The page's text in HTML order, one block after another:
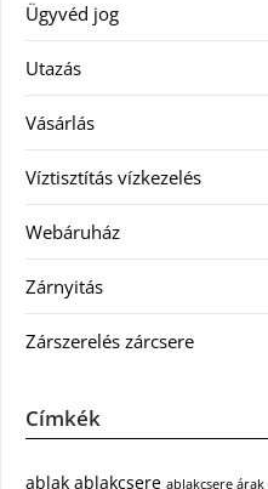
Ügyvéd jog
Utazás
Vásárlás
Víztisztítás vízkezelés
Webáruház
Zárnyitás
Zárszerelés zárcsere
Címkék
ablak ablakcsere ablakcsere árak